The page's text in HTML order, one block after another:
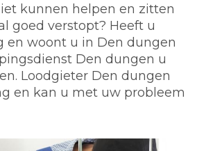
kunnen helpen en zitten
goed verstopt? Heeft u
en woont u in Den dungen
Den dungen u
Loodgieter Den dungen
en kan u met uw probleem